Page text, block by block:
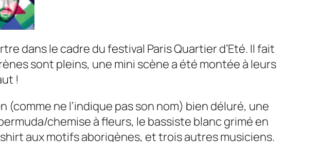
dans le cadre du festival Paris Quartier d’Eté. Il fait
sont pleins, une mini scène a été montée à leurs
!
ne l’indique pas son nom) bien déluré, une
chemise à fleurs, le bassiste blanc grimé en
aux motifs aborigènes, et trois autres musiciens.